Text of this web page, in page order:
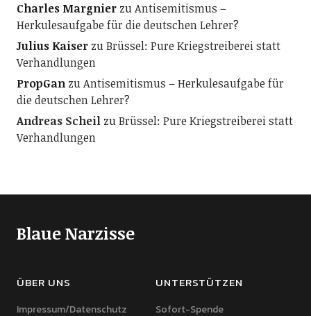
Charles MargnierzuAntisemitismus –
Herkulesaufgabe für die deutschen Lehrer?
Julius KaiserzuBrüssel: Pure Kriegstreiberei statt
Verhandlungen
PropGanzuAntisemitismus – Herkulesaufgabe für
die deutschen Lehrer?
Andreas ScheilzuBrüssel: Pure Kriegstreiberei statt
Verhandlungen
Blaue Narzisse
ÜBER UNS
Impressum/Datenschutz
UNTERSTÜTZEN
Sofort-Spende